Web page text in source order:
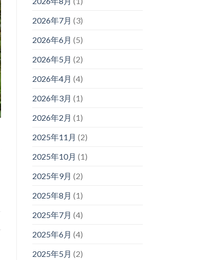
2026年7月 (3)
2026年6月 (5)
2026年5月 (2)
2026年4月 (4)
2026年3月 (1)
2026年2月 (1)
2025年11月 (2)
2025年10月 (1)
2025年9月 (2)
2025年8月 (1)
2025年7月 (4)
2025年6月 (4)
2025年5月 (2)